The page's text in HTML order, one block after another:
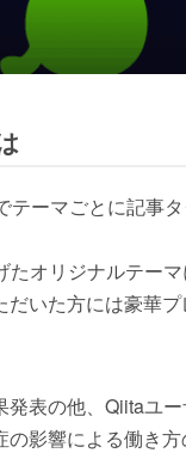
テーマごとに記事
オリジナルテー
いた方には豪華プ
表の他、Qiitaユ
影響による働き